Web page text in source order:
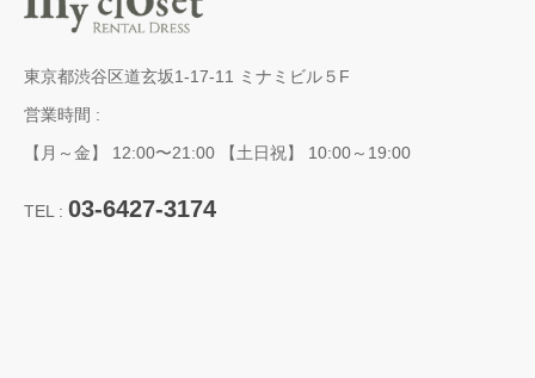
東京都渋谷区道玄坂1-17-11 ミナミビル５F
営業時間 :
【月～金】 12:00〜21:00 【土日祝】 10:00～19:00
TEL : 03-6427-3174